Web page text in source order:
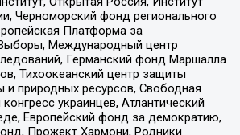
Черноморский фонд регионального
Платформа за
Международный центр
Германский фонд Маршалла
Тихоокеанский центр защиты
природных ресурсов, Свободная
украинцев, Атлантический
Европейский фонд за демократию,
Прожект Хармони, Родники